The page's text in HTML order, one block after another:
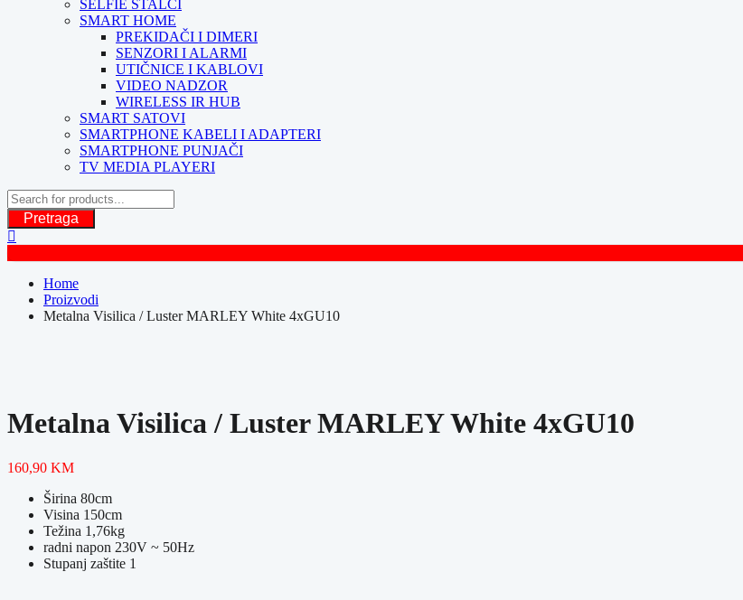
SELFIE STALCI
SMART HOME
PREKIDAČI I DIMERI
SENZORI I ALARMI
UTIČNICE I KABLOVI
VIDEO NADZOR
WIRELESS IR HUB
SMART SATOVI
SMARTPHONE KABELI I ADAPTERI
SMARTPHONE PUNJAČI
TV MEDIA PLAYERI
Pretraga
Home
Proizvodi
Metalna Visilica / Luster MARLEY White 4xGU10
Metalna Visilica / Luster MARLEY White 4xGU10
160,90 KM
Širina 80cm
Visina 150cm
Težina 1,76kg
radni napon 230V ~ 50Hz
Stupanj zaštite 1